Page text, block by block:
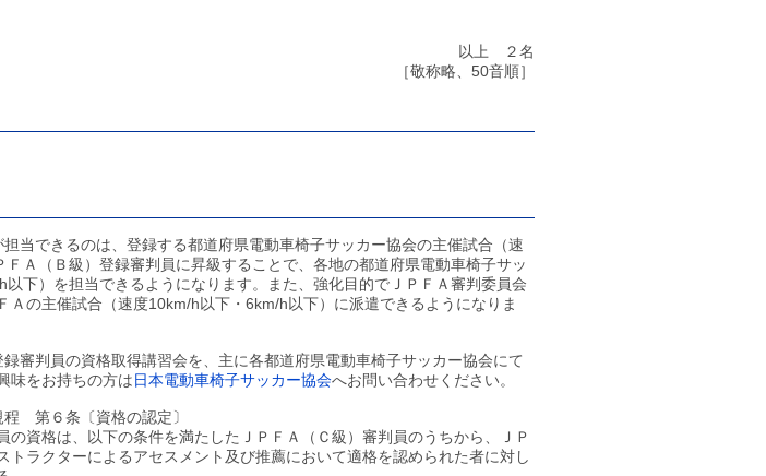
以上 ２名
［敬称略、50音順］
当できるのは、登録する都道府県電動車椅子サッカー協会の主催試合（速
Ａ（Ｂ級）登録審判員に昇級することで、各地の都道府県電動車椅子サッ
下）を担当できるようになります。また、強化目的でＪＰＦＡ審判委員会
Ａの主催試合（速度10km/h以下・6km/h以下）に派遣できるようになりま
審判員の資格取得講習会を、主に各都道府県電動車椅子サッカー協会にて
味をお持ちの方は日本電動車椅子サッカー協会へお問い合わせください。
第６条〔資格の認定〕
資格は、以下の条件を満たしたＪＰＦＡ（Ｃ級）審判員のうちから、ＪＰ
トラクターによるアセスメント及び推薦において適格を認められた者に対し